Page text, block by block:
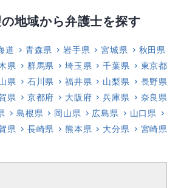
地域から弁護士を探す
道 青森県 岩手県 宮城県 秋田県
県 群馬県 埼玉県 千葉県 東京都
県 石川県 福井県 山梨県 長野県
県 京都府 大阪府 兵庫県 奈良県
島根県 岡山県 広島県 山口県
県 長崎県 熊本県 大分県 宮崎県